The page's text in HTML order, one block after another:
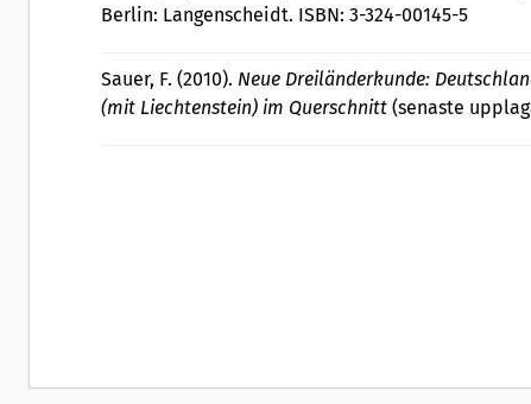
Berlin: Langenscheidt. ISBN: 3-324-00145-5
Sauer, F. (2010). Neue Dreiländerkunde:
(mit Liechtenstein) im Querschnitt (senaste